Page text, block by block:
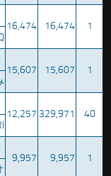
16,474
16,474
1
15,607
15,607
1
12,257 329,971
40
9,957
9,957
1